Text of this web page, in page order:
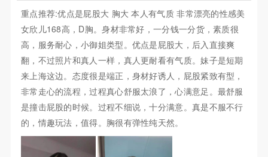
重点推荐:优点是屁股大 胸大 本人有气质 非常漂亮的性感美
女欣儿168高，D胸。身材非常好，一分钱一分货，素质很
高，服务耐心，小御姐类型。优点是屁股大，后入直接爽
翻，不过照片和真人一样，真人更耐看有气质。妹子是短期
来上海这边。态度很是端正，身材好诱人，屁股紧致有型，
非常走心的流程，过程真心舒服太浪了，心满意足。最舒服
是撞击屁股的时候。过程不细说，十分满意。真是不服不行
的，情趣玩法，值得。胸很有弹性纯天然。